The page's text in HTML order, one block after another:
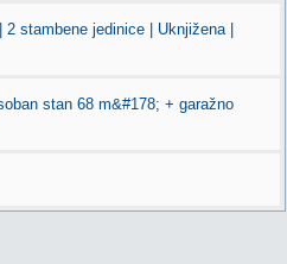
stambene jedinice | Uknjižena |
stan 68 m&#178; + garažno